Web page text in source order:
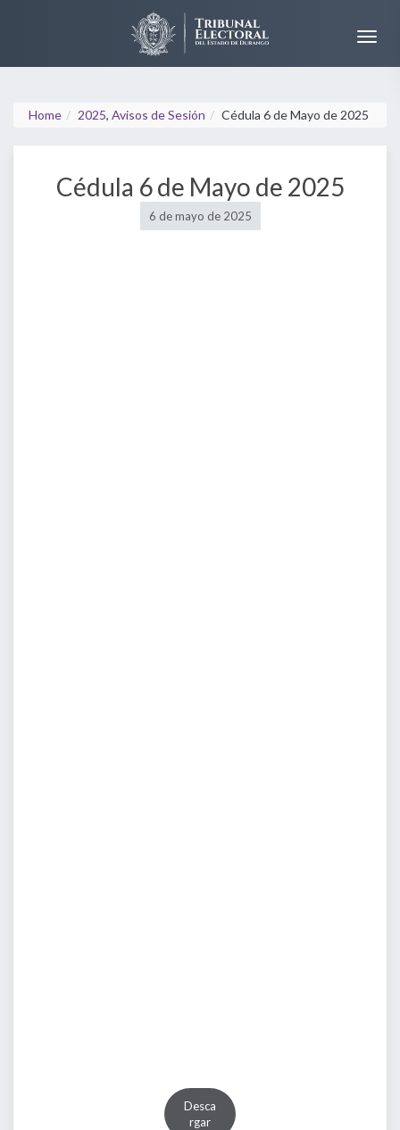
Home 2025, Avisos de Sesión Cédula 6 de Mayo de 2025
Cédula 6 de Mayo de 2025
6 de mayo de 2025
Desca
rgar